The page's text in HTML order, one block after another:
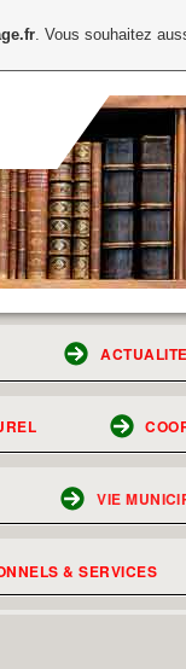
VIE
& SERVICES
. Vous souhaitez